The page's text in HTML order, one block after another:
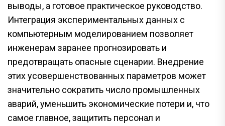
выводы, а готовое практическое руководство.
Интеграция экспериментальных данных с
компьютерным моделированием позволяет
инженерам заранее прогнозировать и
предотвращать опасные сценарии. Внедрение
этих усовершенствованных параметров может
значительно сократить число промышленных
аварий, уменьшить экономические потери и, что
самое главное, защитить персонал и